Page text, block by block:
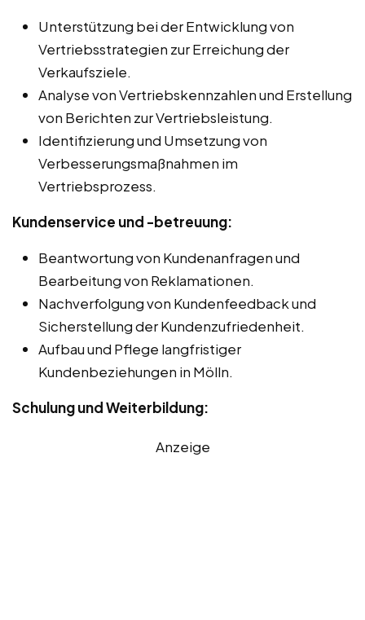
Unterstützung bei der Entwicklung von
Vertriebsstrategien zur Erreichung der
Verkaufsziele.
Analyse von Vertriebskennzahlen und Erstellung
von Berichten zur Vertriebsleistung.
Identifizierung und Umsetzung von
Verbesserungsmaßnahmen im
Vertriebsprozess.
Kundenservice und -betreuung:
Beantwortung von Kundenanfragen und
Bearbeitung von Reklamationen.
Nachverfolgung von Kundenfeedback und
Sicherstellung der Kundenzufriedenheit.
Aufbau und Pflege langfristiger
Kundenbeziehungen in Mölln.
Schulung und Weiterbildung:
Anzeige